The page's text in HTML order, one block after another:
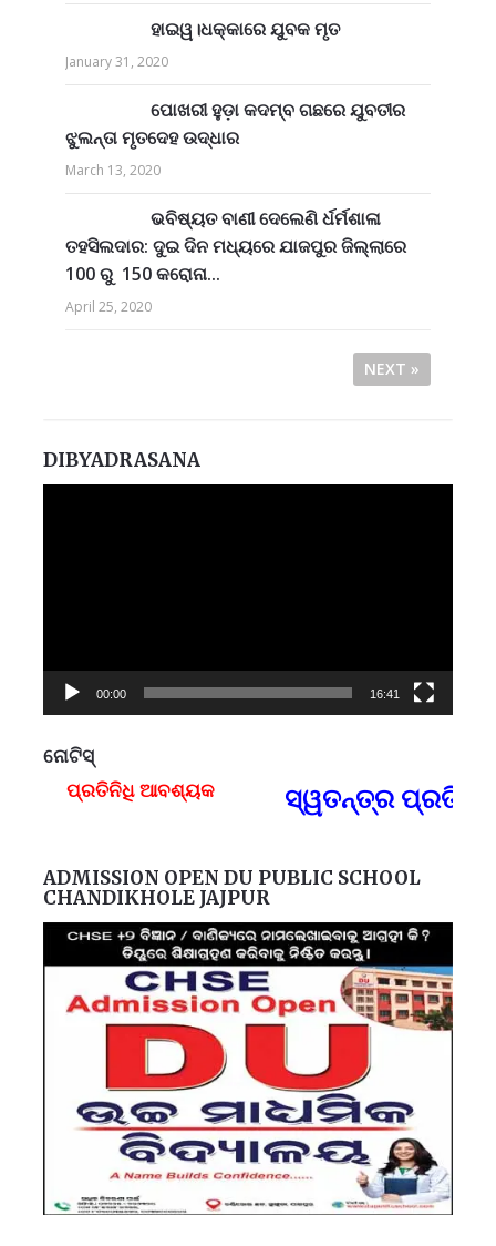
ହାଇୱ।ଧକ୍କାରେ ଯୁବକ ମୃତ
January 31, 2020
ପୋଖରୀ ହୁଡ଼ା କଦମ୍ବ ଗଛରେ ଯୁବତୀର
ଝୁଲନ୍ତା ମୃତଦେହ ଉଦ୍ଧାର
March 13, 2020
ଭବିଷ୍ୟତ ବାଣୀ ଦେଲେଣି ର୍ଧର୍ମଶାଳା
ତହସିଲଦାର: ଦୁଇ ଦିନ ମଧ୍ୟରେ ଯାଜପୁର ଜିଲ୍ଲାରେ
100 ରୁ 150 କରୋନା...
April 25, 2020
NEXT »
DIBYADRASANA
00:00 16:41
ନୋଟିସ୍
ପ୍ରତିନିଧି ଆବଶ୍ୟକ
ସ୍ୱତନ୍ତ୍ର ପ୍ରତିନିଧି
ADMISSION OPEN DU PUBLIC SCHOOL
CHANDIKHOLE JAJPUR